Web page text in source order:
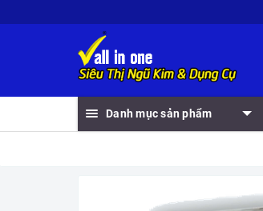
Danh mục sản phẩm